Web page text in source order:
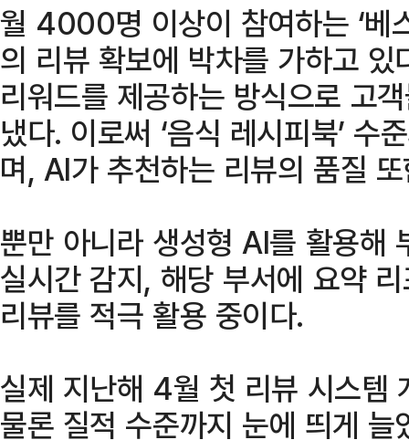
월 4000명 이상이 참여하는 ‘베
의 리뷰 확보에 박차를 가하고
리워드를 제공하는 방식으로 고
냈다. 이로써 ‘음식 레시피북’ 수
며, AI가 추천하는 리뷰의 품질
뿐만 아니라 생성형 AI를 활용해
실시간 감지, 해당 부서에 요약
리뷰를 적극 활용 중이다.
실제 지난해 4월 첫 리뷰 시스템
물론 질적 수준까지 눈에 띄게 늘